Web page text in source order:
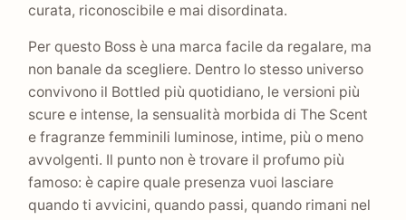
curata, riconoscibile e mai disordinata.
Per questo Boss è una marca facile da regalare, ma
non banale da scegliere. Dentro lo stesso universo
convivono il Bottled più quotidiano, le versioni più
scure e intense, la sensualità morbida di The Scent
e fragranze femminili luminose, intime, più o meno
avvolgenti. Il punto non è trovare il profumo più
famoso: è capire quale presenza vuoi lasciare
quando ti avvicini, quando passi, quando rimani nel